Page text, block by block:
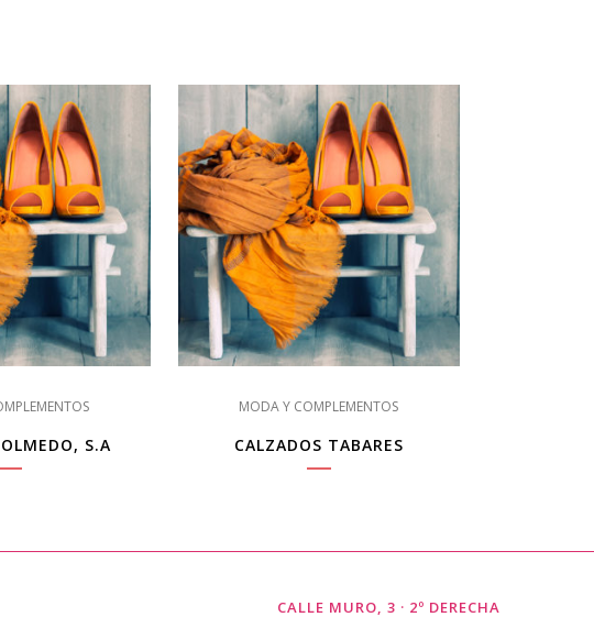
S.A
MODA Y COMPLEMENTOS
CALZADOS TABARES
CALLE MURO, 3 · 2º DERECHA